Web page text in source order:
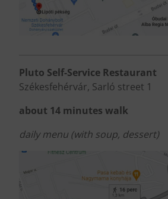
Pluto Self-Service Restaurant
Székesfehérvár, Sarló street 1
about 14 minutes walk
daily menu (with soup, dessert)